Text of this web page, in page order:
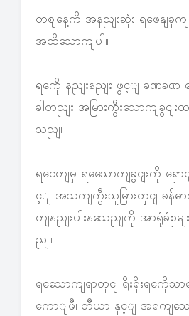
တဈနေ့ကို အနညျးဆုံး ရဖေနျခှက
အထိသောကျပါ။
ရကေို နညျးနညျး ဖွင့ျ ခဏခဏ
ခါတညျး အမြားကွီးသောကျခွငျ
သညျ။
ရငေတျမှ ရသေောကျခွငျးကို ရှေ
င့ျ အသကျကွီးသူမြားတှငျ ခန်
တျနညျးပါးနသေညျကို အာရုံခံစှမျ
ညျ။
ရသေောကျရာတှငျ ရိုးရိုးရကေိုသာ
ကောျဖီ၊ ဘီယာ နှင့ျ အရကျသောက